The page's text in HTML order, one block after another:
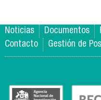
Noticias Documentos
Contacto
Gestión de